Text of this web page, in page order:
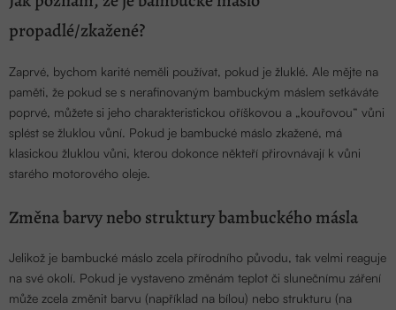
propadlé/zkažené?
Zaprvé, bychom karité neměli používat, pokud je žluklé. Ale mějte na
paměti, že pokud se s nerafinovaným bambuckým máslem setkáváte
poprvé, můžete si jeho charakteristickou oříškovou a „kouřovou“ vůni
splést se žluklou vůní. Pokud je bambucké máslo zkažené, má
klasickou žluklou vůni, kterou dokonce někteří přirovnávají k vůni
starého motorového oleje.
Změna barvy nebo struktury bambuckého másla
Jelikož je bambucké máslo zcela přírodního původu, tak velmi reaguje
na své okolí. Pokud je vystaveno změnám teplot či slunečnímu záření
může zcela změnit barvu (například na bílou) nebo strukturu (na